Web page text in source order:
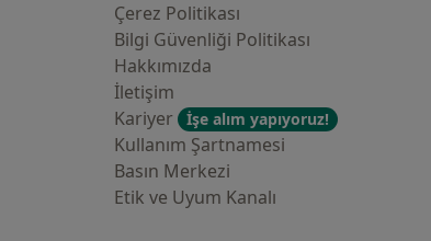
Çerez Politikası
Bilgi Güvenliği Politikası
Hakkımızda
İletişim
Kariyer
İşe alım yapıyoruz!
Kullanım Şartnamesi
Basın Merkezi
Etik ve Uyum Kanalı